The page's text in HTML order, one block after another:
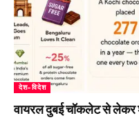
देश-विदेश
वायरल दुबई चॉकलेट से लेकर